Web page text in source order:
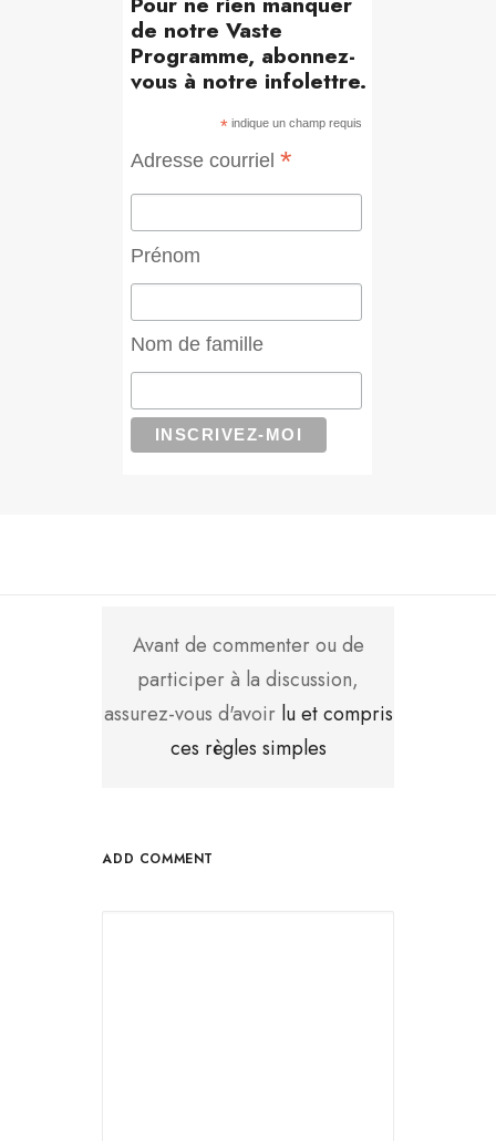
de notre Vaste
Programme, abonnez-
vous à notre infolettre.
* indique un champ requis
Adresse courriel *
Prénom
Nom de famille
Avant de commenter ou de
participer à la discussion,
assurez-vous d'avoir lu et compris
ces règles simples
ADD COMMENT